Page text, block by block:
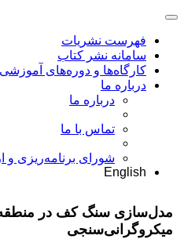
فهرست نشریات
سامانه نشر کتاب
کارگاه‌ها و دوره‌های
درباره ما
درباره ما
تماس با ما
شورای برنامه‌ریزی و
English
مدل‌سازی سنگ کف در منطقه
میکروگرانی‌سنجی